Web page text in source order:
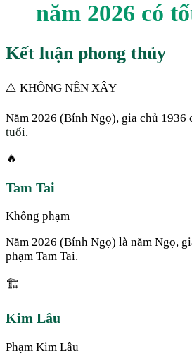
năm 2026 có
Kết luận phong thủy
⚠️ KHÔNG NÊN XÂY
Năm 2026 (Bính Ngọ), gia chủ 1936
tuổi.
🔥
Tam Tai
Không phạm
Năm 2026 (Bính Ngọ) là năm Ngọ,
phạm Tam Tai.
🏗️
Kim Lâu
Phạm Kim Lâu